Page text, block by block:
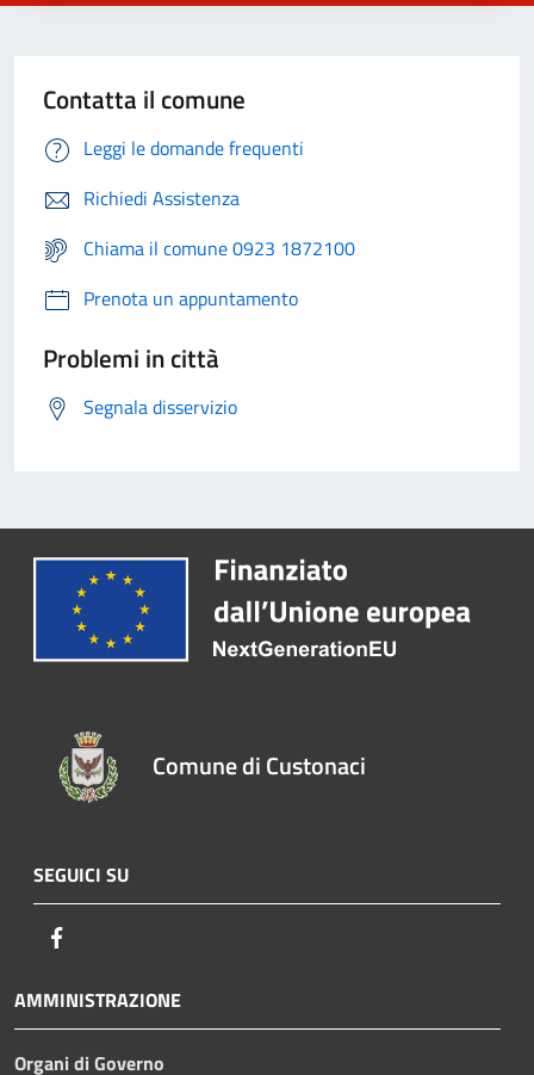
Contatta il comune
Leggi le domande frequenti
Richiedi Assistenza
Chiama il comune 0923 1872100
Prenota un appuntamento
Problemi in città
Segnala disservizio
Comune di Custonaci
SEGUICI SU
AMMINISTRAZIONE
Organi di Governo